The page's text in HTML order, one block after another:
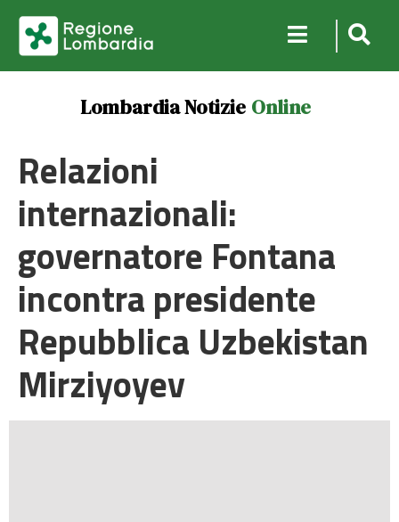
Lombardia Notizie Online
Relazioni
internazionali:
governatore Fontana
incontra presidente
Repubblica Uzbekistan
Mirziyoyev